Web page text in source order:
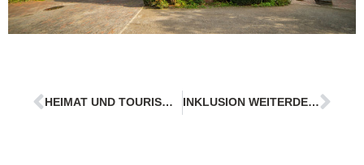
HEIMAT UND TOURISMUS WEITERDENKEN INKLUSION WEITERDENKEN